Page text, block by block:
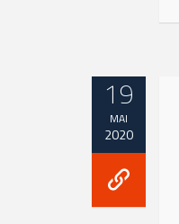
19
MAI
2020